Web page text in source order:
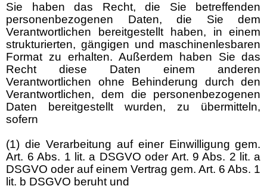
Sie haben das Recht, die Sie betreffenden
personenbezogenen Daten, die Sie dem
Verantwortlichen bereitgestellt haben, in einem
strukturierten, gängigen und maschinenlesbaren
Format zu erhalten. Außerdem haben Sie das
Recht diese Daten einem anderen
Verantwortlichen ohne Behinderung durch den
Verantwortlichen, dem die personenbezogenen
Daten bereitgestellt wurden, zu übermitteln,
sofern
(1) die Verarbeitung auf einer Einwilligung gem.
Art. 6 Abs. 1 lit. a DSGVO oder Art. 9 Abs. 2 lit. a
DSGVO oder auf einem Vertrag gem. Art. 6 Abs. 1
lit. b DSGVO beruht und